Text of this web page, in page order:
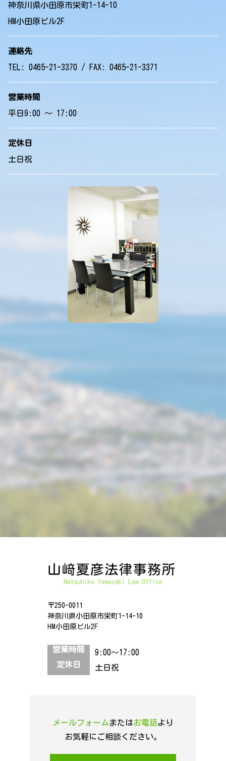
神奈川県小田原市栄町1-14-10
HM小田原ビル2F
連絡先
TEL: 0465-21-3370 / FAX: 0465-21-3371
営業時間
平日9:00 ～ 17:00
定休日
土日祝
〒250-0011
神奈川県小田原市栄町1-14-10
HM小田原ビル2F
営業時間
9:00～17:00
定休日
土日祝
メールフォームまたはお電話より
お気軽にご相談ください。